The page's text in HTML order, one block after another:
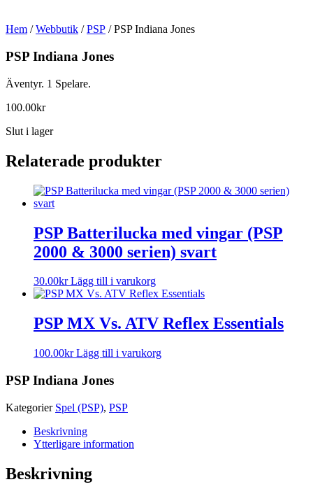
Hem /Webbutik /PSP / PSP Indiana Jones
PSP Indiana Jones
Äventyr. 1 Spelare.
100.00kr
Slut i lager
Relaterade produkter
PSP Batterilucka med vingar (PSP
2000 & 3000 serien) svart
30.00kr Lägg till i varukorg
PSP MX Vs. ATV Reflex Essentials
100.00kr Lägg till i varukorg
PSP Indiana Jones
Kategorier Spel (PSP), PSP
Beskrivning
Ytterligare information
Beskrivning